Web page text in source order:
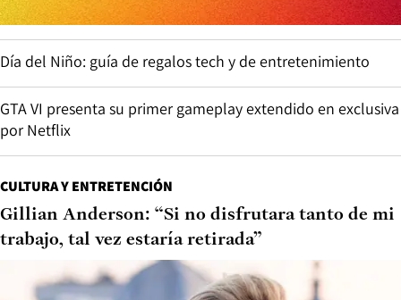
Día del Niño: guía de regalos tech y de entretenimiento
GTA VI presenta su primer gameplay extendido en exclusiva
por Netflix
CULTURA Y ENTRETENCIÓN
Gillian Anderson: “Si no disfrutara tanto de mi
trabajo, tal vez estaría retirada”